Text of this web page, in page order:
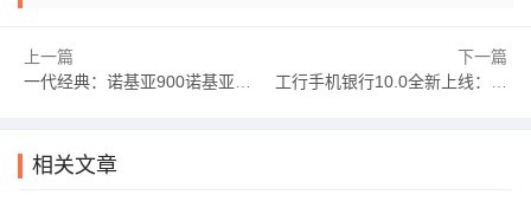
上一篇
一代经典：诺基亚900诺基亚经典手机「一代经典：诺基亚900」
下一篇
工行手机银行10.0全新上线：智能化服务提升用户体验工行手机银行要钱吗「工行手机银行10.0全新上线：智能化服务提升用户体验」
相关文章